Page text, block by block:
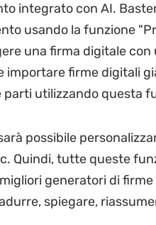
integrato con AI.
usando la funzione
una firma digitale
importare firme digitali
parti utilizzando questa
possibile
Quindi, tutte queste
generatori di
spiegare,